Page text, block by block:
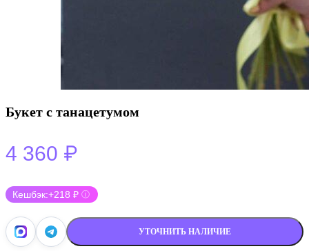
Букет с танацетумом
4 360 ₽
Кешбэк:+218 ₽ ⓘ
УТОЧНИТЬ НАЛИЧИЕ